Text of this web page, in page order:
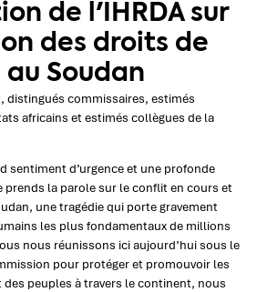
de l'IHRDA sur
des droits de
au Soudan
distingués commissaires, estimés
africains et estimés collègues de la
sentiment d’urgence et une profonde
prends la parole sur le conflit en cours et
une tragédie qui porte gravement
les plus fondamentaux de millions
nous réunissons ici aujourd’hui sous le
pour protéger et promouvoir les
des peuples à travers le continent, nous